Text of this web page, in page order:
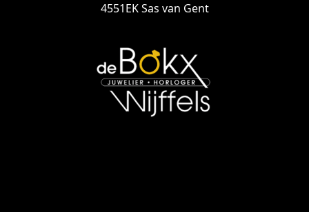
4551EK Sas van Gent